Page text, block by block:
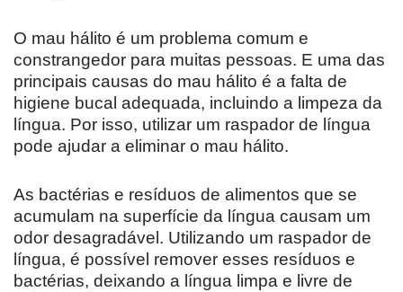
O mau hálito é um problema comum e
constrangedor para muitas pessoas. E uma das
principais causas do mau hálito é a falta de
higiene bucal adequada, incluindo a limpeza da
língua. Por isso, utilizar um raspador de língua
pode ajudar a eliminar o mau hálito.
As bactérias e resíduos de alimentos que se
acumulam na superfície da língua causam um
odor desagradável. Utilizando um raspador de
língua, é possível remover esses resíduos e
bactérias, deixando a língua limpa e livre de